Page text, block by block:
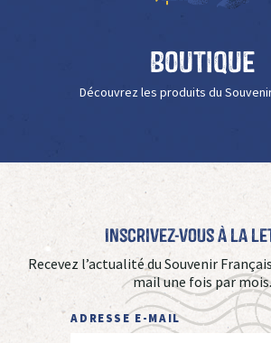
Boutique
Découvrez les produits du
Inscrivez-vous à La
Recevez l’actualité du Souvenir
mail une fois par mois.
ADRESSE E-MAIL